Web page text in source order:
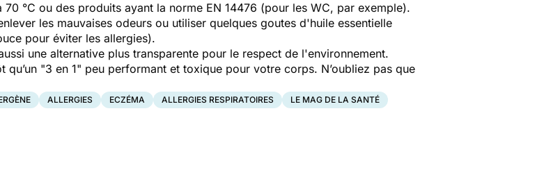
°C ou des produits ayant la norme EN 14476 (pour les WC, par exemple).
les mauvaises odeurs ou utiliser quelques goutes d'huile essentielle
pour éviter les allergies).
une alternative plus transparente pour le respect de l'environnement.
"3 en 1" peu performant et toxique pour votre corps. N’oubliez pas que
ALLERGIES ECZÉMA ALLERGIES RESPIRATOIRES LE MAG DE LA SANTÉ